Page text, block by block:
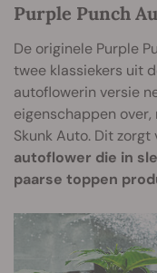
Purple Punch
De originele Purple
twee klassiekers uit
autoflowerin versie
eigenschappen
Skunk Auto. Dit zorgt
autoflower die in
paarse toppen